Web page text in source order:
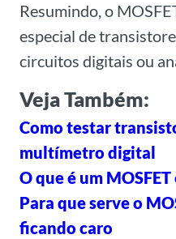
Resumindo, o
especial de
circuitos digitais ou
Veja Também:
Como testar
multímetro digital
O que é um
Para que serve o
ficando caro